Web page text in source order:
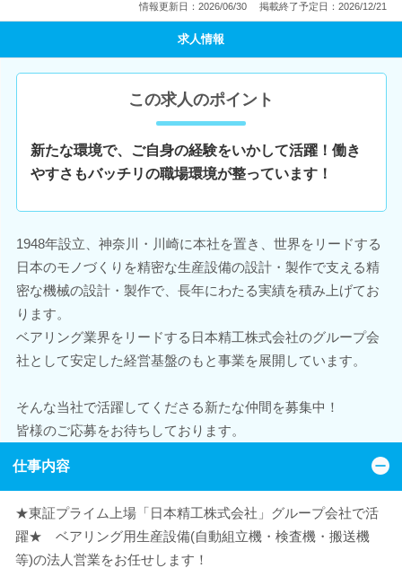
情報更新日：2026/06/30 掲載終了予定日：2026/12/21
求人情報
この求人のポイント
新たな環境で、ご自身の経験をいかして活躍！働き
やすさもバッチリの職場環境が整っています！
1948年設立、神奈川・川崎に本社を置き、世界をリードする
日本のモノづくりを精密な生産設備の設計・製作で支える精
密な機械の設計・製作で、長年にわたる実績を積み上げてお
ります。
ベアリング業界をリードする日本精工株式会社のグループ会
社として安定した経営基盤のもと事業を展開しています。
そんな当社で活躍してくださる新たな仲間を募集中！
皆様のご応募をお待ちしております。
仕事内容
★東証プライム上場「日本精工株式会社」グループ会社で活
躍★ ベアリング用生産設備(自動組立機・検査機・搬送機
等)の法人営業をお任せします！